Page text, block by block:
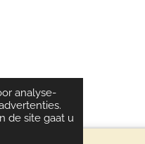
analyse-
de site gaat u